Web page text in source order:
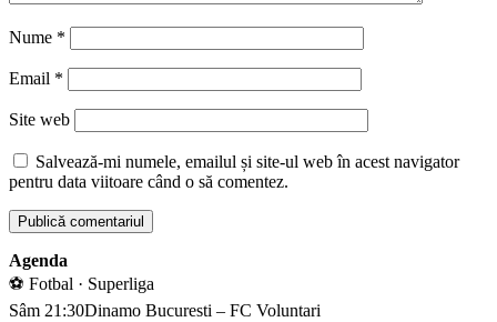
Nume *
Email *
Site web
Salvează-mi numele, emailul și site-ul web în acest navigator
pentru data viitoare când o să comentez.
Agenda
⚽ Fotbal · Superliga
Sâm 21:30Dinamo Bucuresti – FC Voluntari